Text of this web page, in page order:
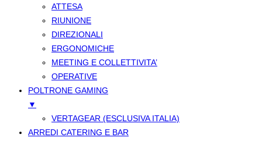
ATTESA
RIUNIONE
DIREZIONALI
ERGONOMICHE
MEETING E COLLETTIVITA’
OPERATIVE
POLTRONE GAMING
▼
VERTAGEAR (ESCLUSIVA ITALIA)
ARREDI CATERING E BAR